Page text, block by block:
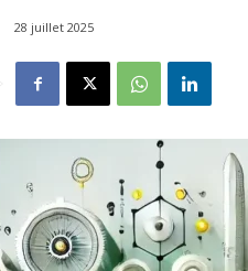
28 juillet 2025